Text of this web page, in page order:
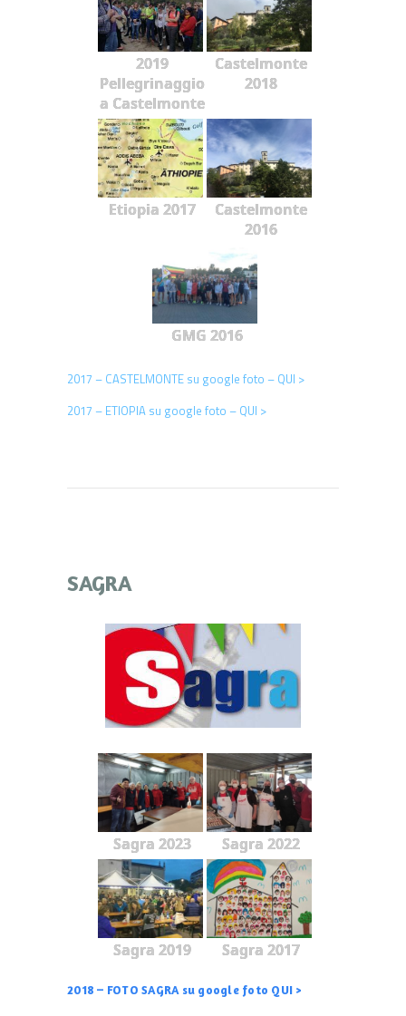
2019
Pellegrinaggio
a Castelmonte
Castelmonte
2018
Etiopia 2017
Castelmonte
2016
GMG 2016
2017 – CASTELMONTE su google foto – QUI >
2017 – ETIOPIA su google foto – QUI >
SAGRA
Sagra 2023 Sagra 2022
Sagra 2019 Sagra 2017
2018 – FOTO SAGRA su google foto QUI >